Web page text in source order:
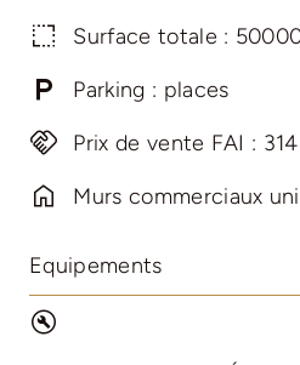
Surface totale :
Parking : places
Prix de vente FAI :
Murs commerciaux
Equipements